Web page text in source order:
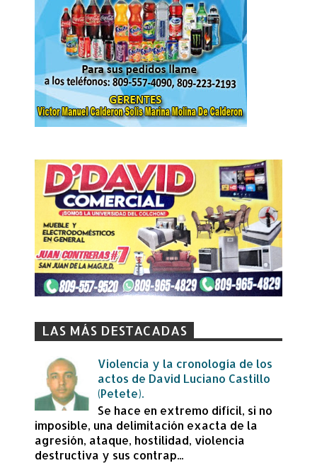
LAS MÁS DESTACADAS
Violencia y la cronología de los
actos de David Luciano Castillo
(Petete).
Se hace en extremo difícil, si no
imposible, una delimitación exacta de la
agresión, ataque, hostilidad, violencia
destructiva y sus contrap...